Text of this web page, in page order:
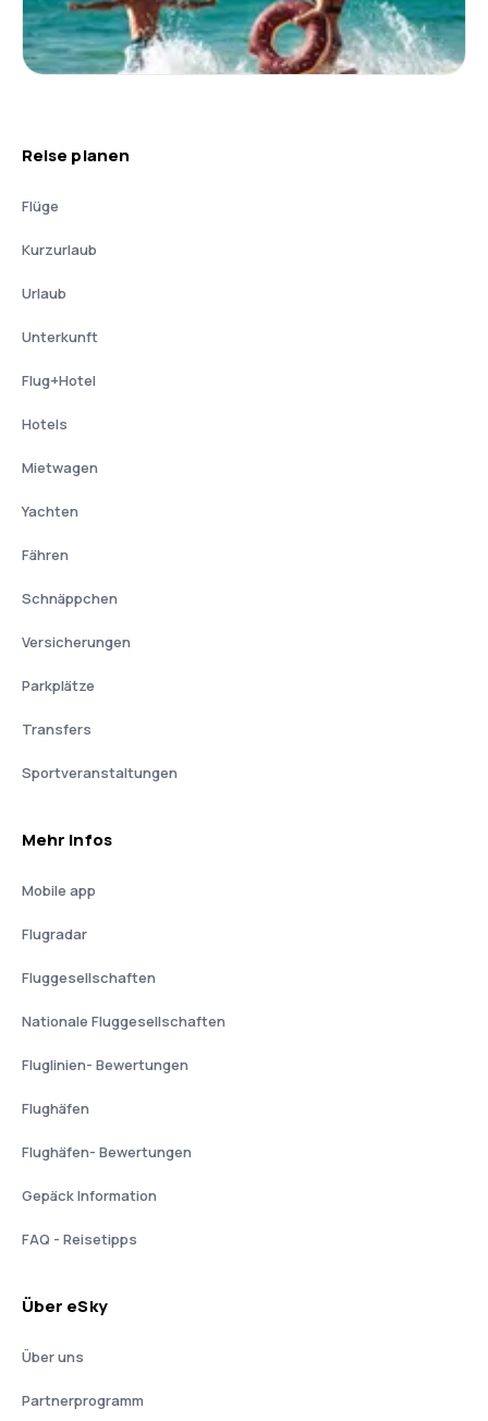
Reise planen
Flüge
Kurzurlaub
Urlaub
Unterkunft
Flug+Hotel
Hotels
Mietwagen
Yachten
Fähren
Schnäppchen
Versicherungen
Parkplätze
Transfers
Sportveranstaltungen
Mehr Infos
Mobile app
Flugradar
Fluggesellschaften
Nationale Fluggesellschaften
Fluglinien- Bewertungen
Flughäfen
Flughäfen- Bewertungen
Gepäck Information
FAQ - Reisetipps
Über eSky
Über uns
Partnerprogramm